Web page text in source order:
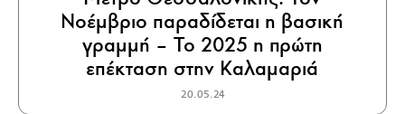
Νοέμβριο παραδίδεται η βασική
γραμμή – Το 2025 η πρώτη
επέκταση στην Καλαμαριά
20.05.24